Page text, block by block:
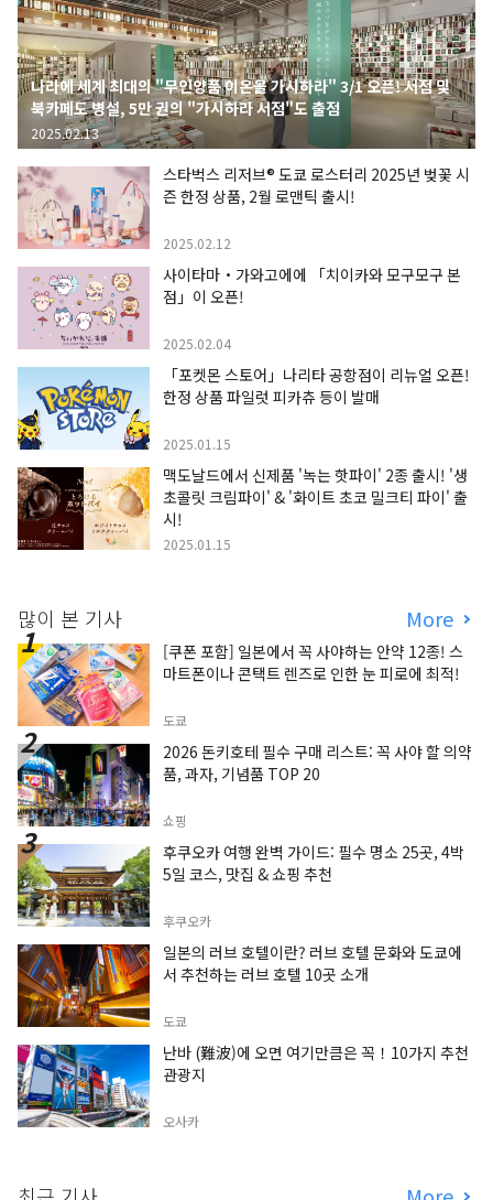
나라에 세계 최대의 "무인양품 이온몰 가시하라" 3/1 오픈! 서점 및
북카페도 병설, 5만 권의 "가시하라 서점"도 출점
2025.02.13
스타벅스 리저브® 도쿄 로스터리 2025년 벚꽃 시
즌 한정 상품, 2월 로맨틱 출시!
2025.02.12
사이타마・가와고에에 「치이카와 모구모구 본
점」이 오픈!
2025.02.04
「포켓몬 스토어」나리타 공항점이 리뉴얼 오픈!
한정 상품 파일럿 피카츄 등이 발매
2025.01.15
맥도날드에서 신제품 '녹는 핫파이' 2종 출시! '생
초콜릿 크림파이' & '화이트 초코 밀크티 파이' 출
시!
2025.01.15
많이 본 기사 More
[쿠폰 포함] 일본에서 꼭 사야하는 안약 12종! 스
마트폰이나 콘택트 렌즈로 인한 눈 피로에 최적!
도쿄
2026 돈키호테 필수 구매 리스트: 꼭 사야 할 의약
품, 과자, 기념품 TOP 20
쇼핑
후쿠오카 여행 완벽 가이드: 필수 명소 25곳, 4박
5일 코스, 맛집 & 쇼핑 추천
후쿠오카
일본의 러브 호텔이란? 러브 호텔 문화와 도쿄에
서 추천하는 러브 호텔 10곳 소개
도쿄
난바 (難波)에 오면 여기만큼은 꼭！10가지 추천
관광지
오사카